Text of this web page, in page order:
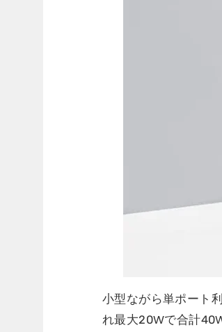
小型ながら単ポート
れ最大20Wで合計